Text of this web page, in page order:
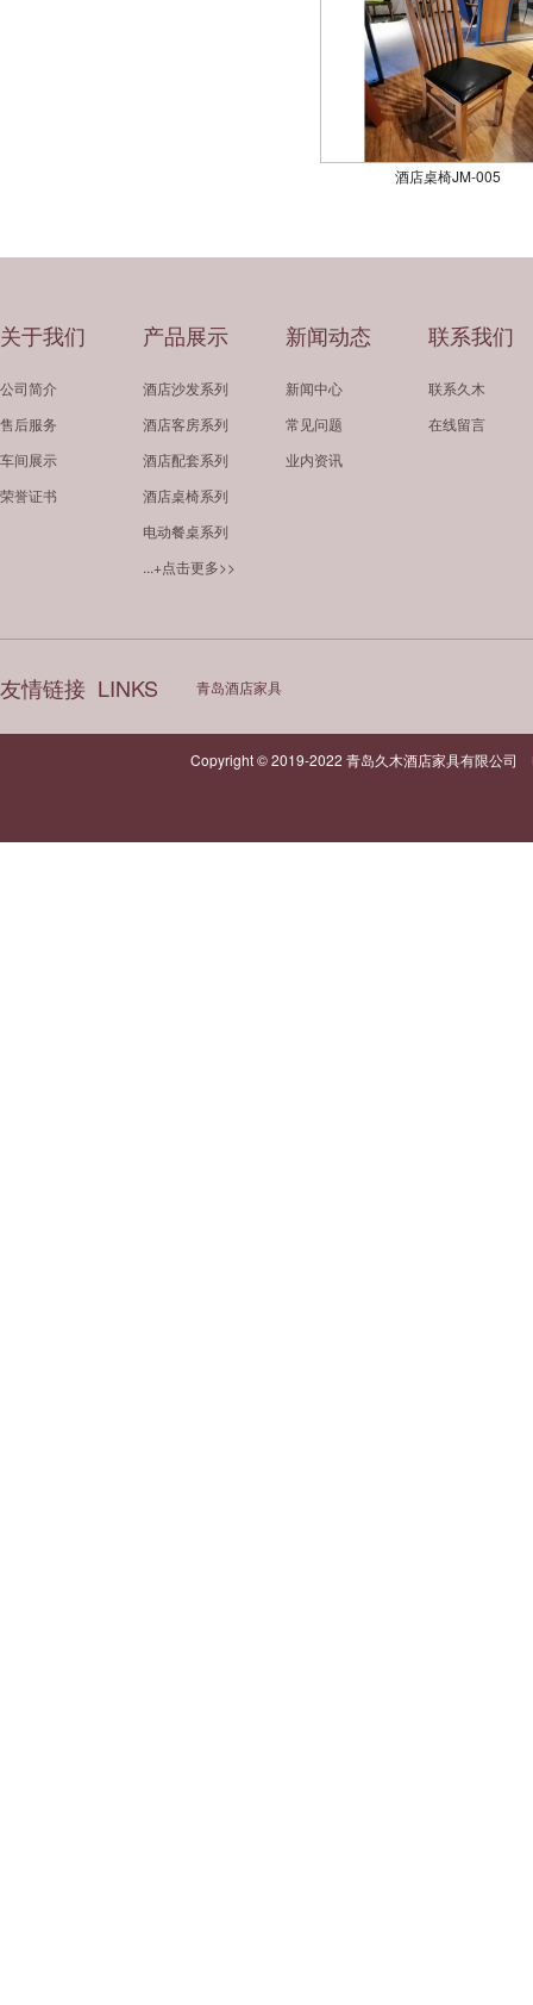
酒店桌椅JM-005
关于我们
公司简介
售后服务
车间展示
荣誉证书
产品展示
酒店沙发系列
酒店客房系列
酒店配套系列
酒店桌椅系列
电动餐桌系列
...+点击更多>>
新闻动态
新闻中心
常见问题
业内资讯
联系我们
联系久木
在线留言
友情链接 LINKS 青岛酒店家具
Copyright © 2019-2022 青岛久木酒店家具有限公